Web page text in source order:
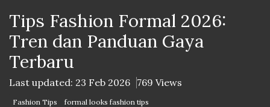
Tips Fashion Formal 2026:
Tren dan Panduan Gaya
Terbaru
Last updated: 23 Feb 2026 769 Views
Fashion Tips formal looks fashion tips